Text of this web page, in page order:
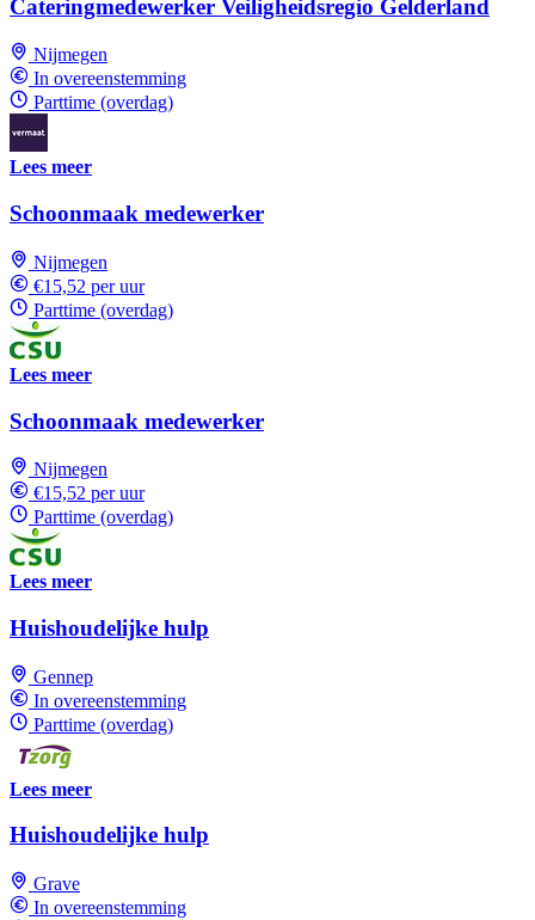
Cateringmedewerker Veiligheidsregio Gelderland
Nijmegen
In overeenstemming
Parttime (overdag)
Lees meer
Schoonmaak medewerker
Nijmegen
€15,52 per uur
Parttime (overdag)
Lees meer
Schoonmaak medewerker
Nijmegen
€15,52 per uur
Parttime (overdag)
Lees meer
Huishoudelijke hulp
Gennep
In overeenstemming
Parttime (overdag)
Lees meer
Huishoudelijke hulp
Grave
In overeenstemming